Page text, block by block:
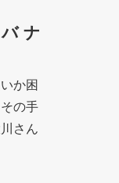
ナ
か困
の手
さん